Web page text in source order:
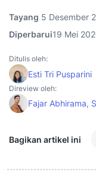
Tayang 5 Desember
Diperbarui19 Mei
Ditulis oleh:
Esti Tri Pusparini
Direview oleh:
Fajar Abhirama,
Bagikan artikel ini